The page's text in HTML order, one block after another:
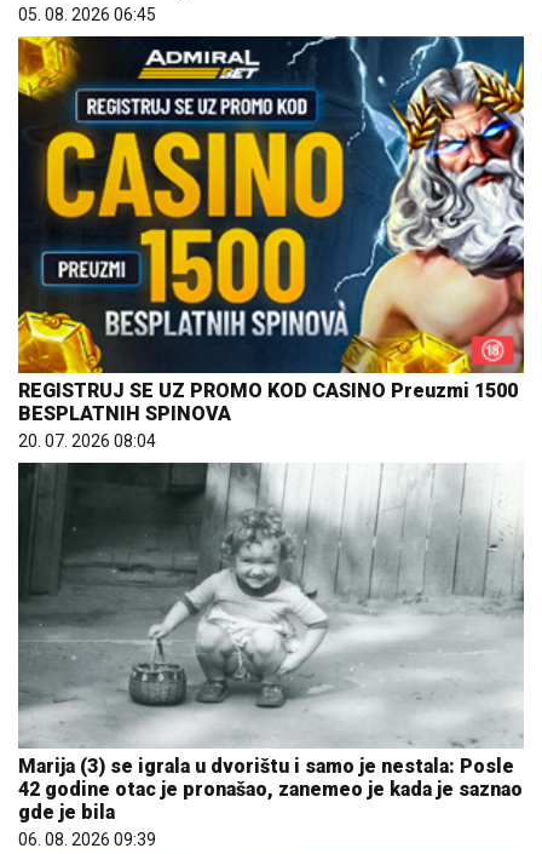
05. 08. 2026 06:45
REGISTRUJ SE UZ PROMO KOD CASINO Preuzmi 1500
BESPLATNIH SPINOVA
20. 07. 2026 08:04
Marija (3) se igrala u dvorištu i samo je nestala: Posle
42 godine otac je pronašao, zanemeo je kada je saznao
gde je bila
06. 08. 2026 09:39